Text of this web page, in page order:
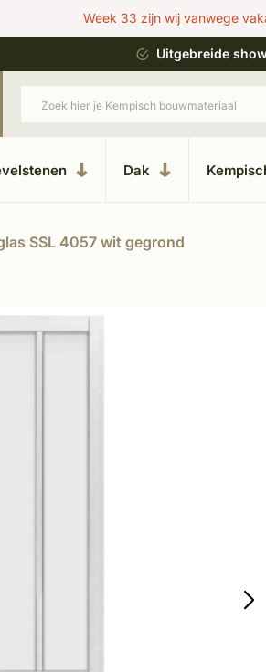
Week 33 zijn wij vanwege
Uitgebreide
Dak
SSL 4057 wit gegrond